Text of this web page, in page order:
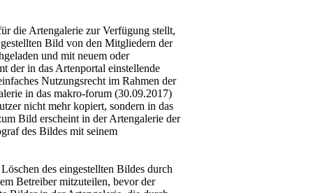
die Artengalerie zur Verfügung stellt,
Bild von den Mitgliedern der
und mit neuem oder
der in das Artenportal einstellende
Nutzungsrecht im Rahmen der
in das makro-forum (30.09.2017)
nicht mehr kopiert, sondern in das
Bild erscheint in der Artengalerie der
des Bildes mit seinem
des eingestellten Bildes durch
Betreiber mitzuteilen, bevor der